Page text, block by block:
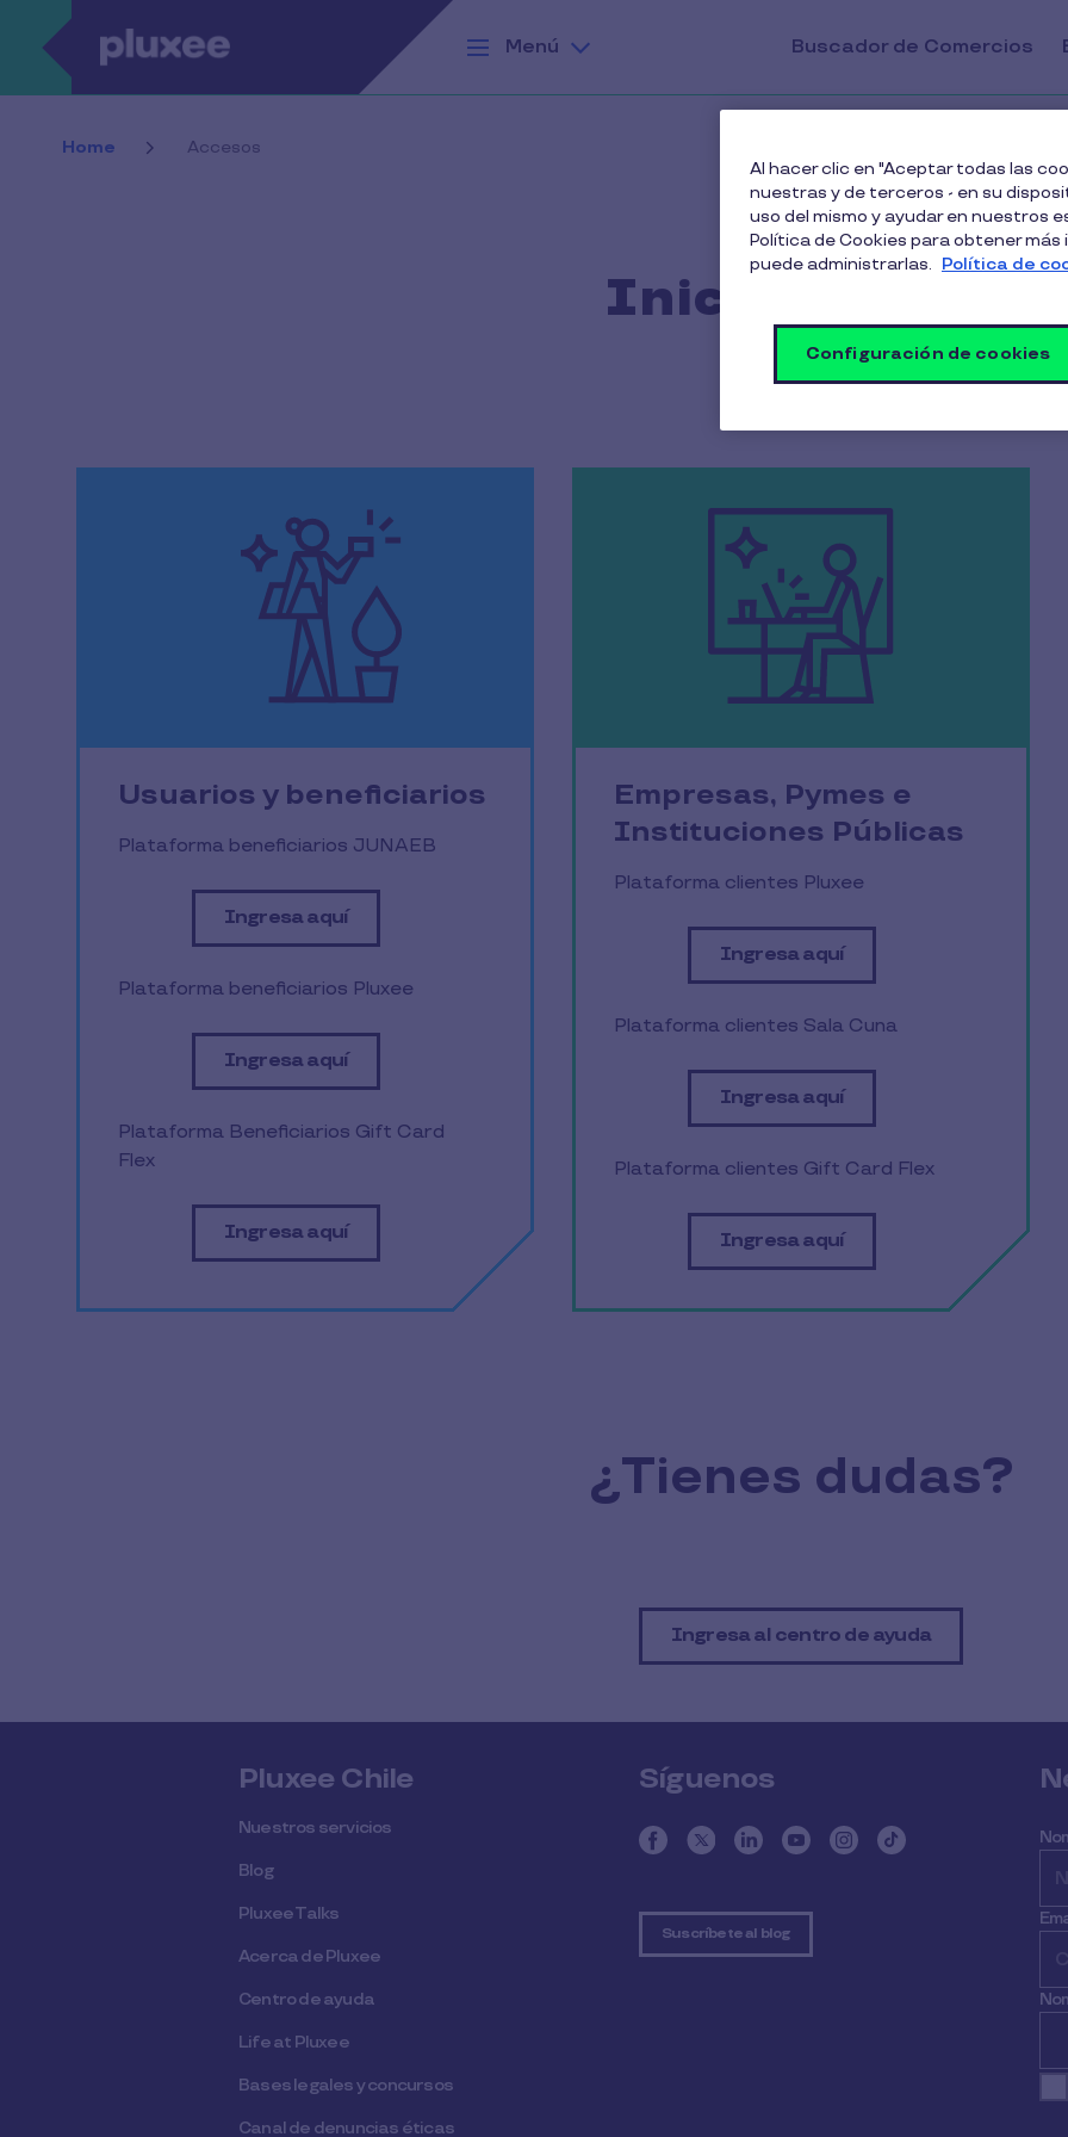
Pasar al contenido principal
Menú
Buscador de Comercios
Home Accesos
Iniciar sesión
Usuarios y beneficiarios
Plataforma beneficiarios JUNAEB
Ingresa aquí
Plataforma beneficiarios Pluxee
Ingresa aquí
Plataforma Beneficiarios Gift Card
Flex
Ingresa aquí
Empresas, Pymes e
Instituciones Públicas
Plataforma clientes Pluxee
Ingresa aquí
Plataforma clientes Sala Cuna
Ingresa aquí
Plataforma clientes Gift Card Flex
Ingresa aquí
¿Tienes dudas?
Ingresa al centro de ayuda
Pluxee Chile
Nuestros servicios
Blog
Pluxee Talks
Acerca de Pluxee
Centro de ayuda
Life at Pluxee
Bases legales y concursos
Canal de denuncias éticas
Síguenos
Suscríbete al blog
Al hacer clic en "Aceptar todas las
nuestras y de terceros - en su
uso del mismo y ayudar en nuestros
Política de Cookies para obtener
puede administrarlas. Política de
Configuración de cookies